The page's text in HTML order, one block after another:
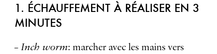
1. ÉCHAUFFEMENT À RÉALISER EN 3
MINUTES
– Inch worm: marcher avec les mains vers